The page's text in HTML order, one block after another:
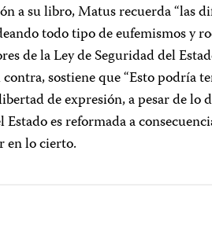
a su libro, Matus recuerda “las
todo tipo de eufemismos y
de la Ley de Seguridad del
sostiene que “Esto podría
de expresión, a pesar de lo
Estado es reformada a
en lo cierto.